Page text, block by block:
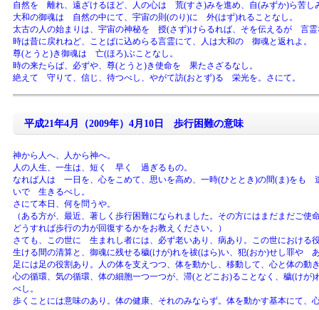
自然を 離れ、遠ざけるほど、人の心は 荒(すさ)みを進め、自(みずか)ら苦
大和の御魂は 自然の中にて、宇宙の則(のり)に 外(はず)れることなし。
太古の人の始まりは、宇宙の神秘を 授(さず)けらるれば、そを伝えるが 言霊
時は昔に戻れねど、ことばに込めらる言霊にて、人は大和の 御魂と返れよ。
尊(とうと)き御魂は 亡(ほろ)ぶことなし。
時の来たらば、必ずや、尊(とうと)き使命を 果たさざるなし。
絶えて 守りて、信じ、待つべし、やがて訪(おとず)る 栄光を。さにて。
平成21年4月（2009年）4月10日 歩行困難の意味
神から人へ、人から神へ。
人の人生、一生は、短く 早く 過ぎるもの。
なれば人は 一日を、心をこめて、思いを高め、一時(ひととき)の間(ま)をも
いで 生きるべし。
さにて本日、何を問うや。
（ある方が、最近、著しく歩行困難になられました。その方にはまだまだご
どうすれば歩行の力が回復するかをお教えください。）
さても、この世に 生まれし者には、必ず老いあり、病あり。この世における
生ける間の清算と、御魂に残せる穢(けが)れを祓(はら)い、犯(おか)せし罪や
足には足の役割あり。人の体を支えつつ、体を動かし、移動して、心と体の動
心の循環、気の循環、体の細胞一つ一つが、滞(とどこお)ることなく、穢(け
べし。
歩くことには意味のあり。体の健康、それのみならず。体を動かす基本にて、